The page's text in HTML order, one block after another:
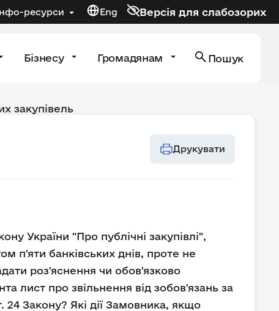
ресурси Eng Версія для слабозорих
Бізнесу Громадянам Пошук
закупівель
Друкувати
України "Про публічні закупівлі",
п'яти банківських днів, проте не
роз'яснення чи обов'язково
лист про звільнення від зобов'язань за
24 Закону? Які дії Замовника, якщо